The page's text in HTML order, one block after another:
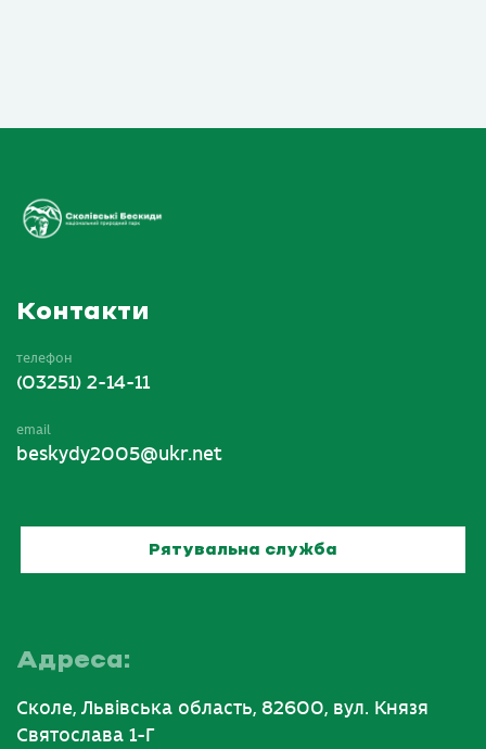
Контакти
телефон
(03251) 2-14-11
email
beskydy2005@ukr.net
Рятувальна служба
Адреса:
Сколе, Львівська область, 82600, вул. Князя
Святослава 1-Г